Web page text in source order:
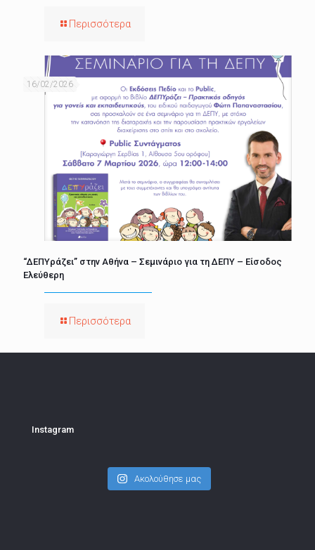
Περισσότερα
16/02/2026
“ΔΕΠΥράζει” στην Αθήνα – Σεμινάριο για τη ΔΕΠΥ – Είσοδος
Ελεύθερη
Περισσότερα
Instagram
Ακολούθησε μας